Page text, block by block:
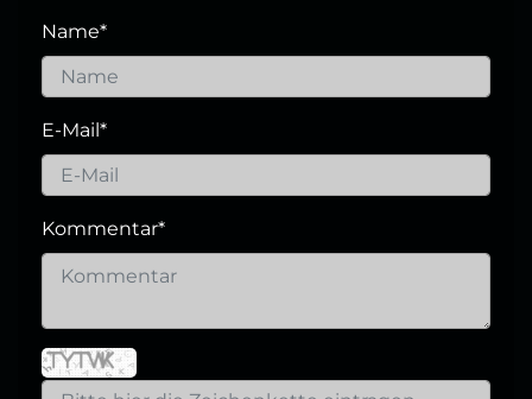
Name*
E-Mail*
Kommentar*